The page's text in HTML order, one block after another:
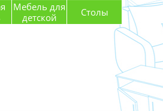
Мебель для
детской
Столы